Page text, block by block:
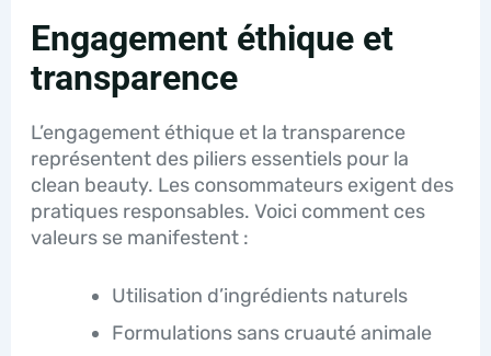
Engagement éthique et
transparence
L’engagement éthique et la transparence
représentent des piliers essentiels pour la
clean beauty. Les consommateurs exigent des
pratiques responsables. Voici comment ces
valeurs se manifestent :
Utilisation d’ingrédients naturels
Formulations sans cruauté animale